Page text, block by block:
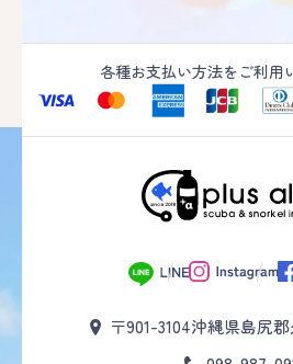
各種お支払い方法をご利用
〒901-3104沖縄県島尻